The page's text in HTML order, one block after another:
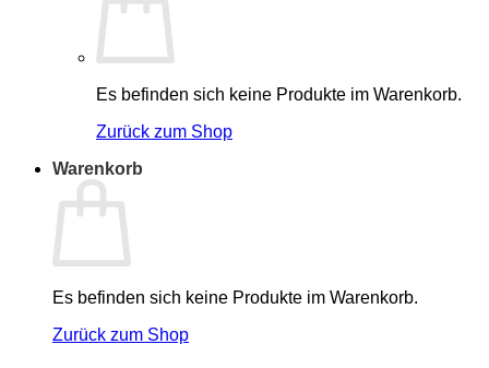
Es befinden sich keine Produkte im Warenkorb.
Zurück zum Shop
Warenkorb
Es befinden sich keine Produkte im Warenkorb.
Zurück zum Shop